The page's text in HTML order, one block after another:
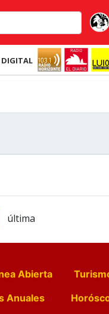
DIGITAL
última
Abierta
Anuales